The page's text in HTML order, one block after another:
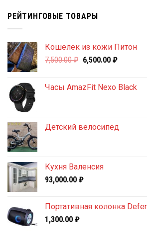
РЕЙТИНГОВЫЕ ТОВАРЫ
Кошелёк из кожи Питон
7,500.00₽ Первоначальная
7,500.00 ₽.
6,500.00 ₽Текущая
Часы AmazFit Nexo Black
Детский велосипед
Кухня Валенсия
93,000.00 ₽
Портативная колонка
1,300.00 ₽